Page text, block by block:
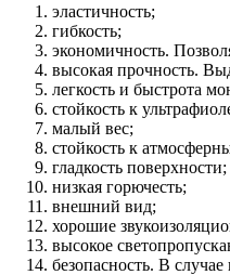
эластичность;
гибкость;
экономичность.
высокая прочность.
легкость и быстрота
стойкость к
малый вес;
стойкость к
гладкость поверхности;
низкая горючесть;
внешний вид;
хорошие
высокое
безопасность. В